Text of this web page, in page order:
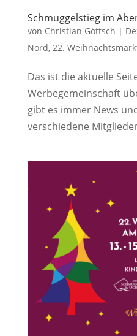
Schmuggelstieg im
von Christian Göttsch |
Nord, 22.
Das ist die aktuelle
Werbegemeinschaft
gibt es immer News
verschiedene